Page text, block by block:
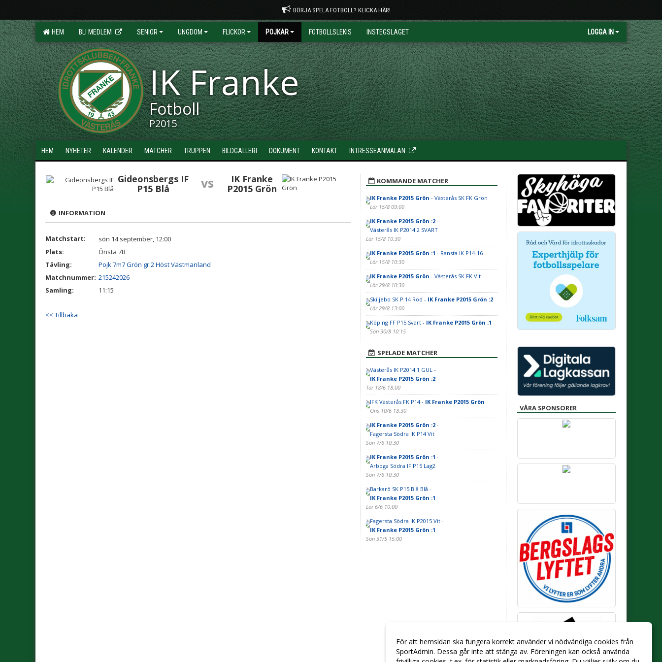
BÖRJA SPELA FOTBOLL? KLICKA HÄR!
HEM BLI MEDLEM SENIOR UNGDOM FLICKOR POJKAR FOTBOLLSLEKIS INSTEGSLAGET LOGGA IN
IK Franke
Fotboll
P2015
HEM NYHETER KALENDER MATCHER TRUPPEN BILDGALLERI DOKUMENT KONTAKT INTRESSEANMÄLAN
Gideonsbergs IF
P15 Blå
vs
IK Franke
P2015 Grön
INFORMATION
Matchstart:
sön 14 september, 12:00
Plats:
Önsta 7B
Tävling:
Pojk 7m7 Grön gr.2 Höst Västmanland
Matchnummer: 215242026
Samling:
11:15
<< Tillbaka
KOMMANDE MATCHER
IK Franke P2015 Grön - Västerås SK FK Grön
Lör 15/8 09:00
IK Franke P2015 Grön :2-
Västerås IK P2014:2 SVART
Lör 15/8 10:30
IK Franke P2015 Grön :1 - Ransta IK P14-16
Lör 15/8 10:30
IK Franke P2015 Grön - Västerås SK FK Vit
Lör 29/8 10:30
Skiljebo SK P 14 Röd - IK Franke P2015 Grön :2
Lör 29/8 13:00
Köping FF P15 Svart - IK Franke P2015 Grön :1
Sön 30/8 10:15
SPELADE MATCHER
Västerås IK P2014:1 GUL -
IK Franke P2015 Grön :2
Tor 18/6 18:00
IFK Västerås FK P14 - IK Franke P2015 Grön
Ons 10/6 18:30
IK Franke P2015 Grön :2-
Fagersta Södra IK P14 Vit
Sön 7/6 10:30
IK Franke P2015 Grön :1 -
Arboga Södra IF P15 Lag2
Sön 7/6 10:30
Barkarö SK P15 Blå Blå -
IK Franke P2015 Grön :1
Lör 6/6 10:00
Fagersta Södra IK P2015 Vit -
IK Franke P2015 Grön :1
Sön 31/5 15:00
VÅRA SPONSORER
För att hemsidan ska fungera korrekt använder vi nödvändiga cookies från
SportAdmin. Dessa går inte att stänga av. Föreningen kan också använda